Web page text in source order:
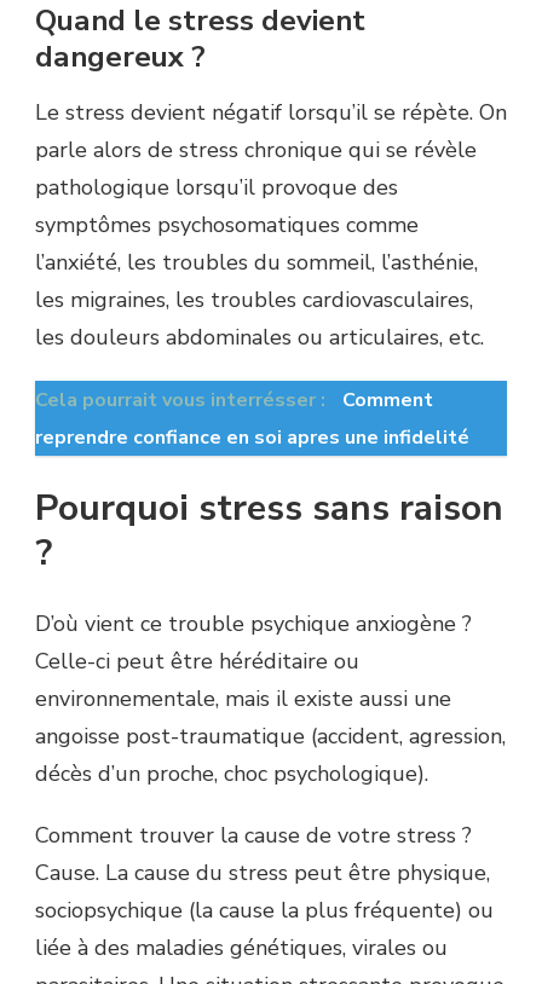
Quand le stress devient
dangereux ?
Le stress devient négatif lorsqu’il se répète. On
parle alors de stress chronique qui se révèle
pathologique lorsqu’il provoque des
symptômes psychosomatiques comme
l’anxiété, les troubles du sommeil, l’asthénie,
les migraines, les troubles cardiovasculaires,
les douleurs abdominales ou articulaires, etc.
Cela pourrait vous interrésser :
Comment
reprendre confiance en soi apres une infidelité
Pourquoi stress sans raison
?
D’où vient ce trouble psychique anxiogène ?
Celle-ci peut être héréditaire ou
environnementale, mais il existe aussi une
angoisse post-traumatique (accident, agression,
décès d’un proche, choc psychologique).
Comment trouver la cause de votre stress ?
Cause. La cause du stress peut être physique,
sociopsychique (la cause la plus fréquente) ou
liée à des maladies génétiques, virales ou